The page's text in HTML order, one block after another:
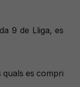
9 de Lliga, es
es compri